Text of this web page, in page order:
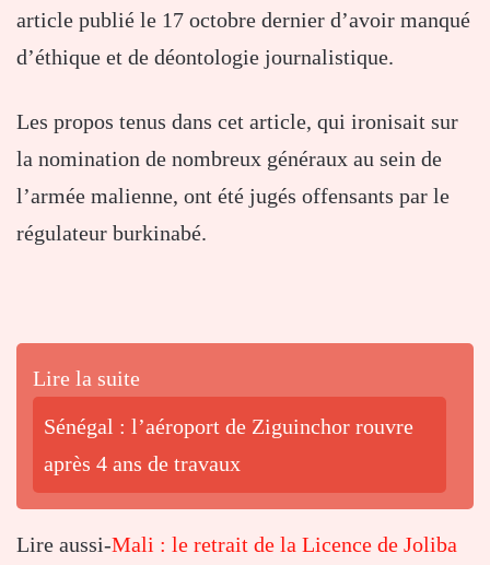
article publié le 17 octobre dernier d’avoir manqué
d’éthique et de déontologie journalistique.
Les propos tenus dans cet article, qui ironisait sur
la nomination de nombreux généraux au sein de
l’armée malienne, ont été jugés offensants par le
régulateur burkinabé.
Lire la suite
Sénégal : l’aéroport de Ziguinchor rouvre
après 4 ans de travaux
Lire aussi-Mali : le retrait de la Licence de Joliba